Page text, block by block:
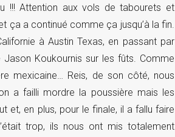
!!! Attention aux vols de tabourets et
ça a continué comme ça jusqu’à la fin.
à Austin Texas, en passant par
Jason Koukournis sur les fûts. Comme
mexicaine… Reis, de son côté, nous
a failli mordre la poussière mais les
et, en plus, pour le finale, il a fallu faire
trop, ils nous ont mis totalement